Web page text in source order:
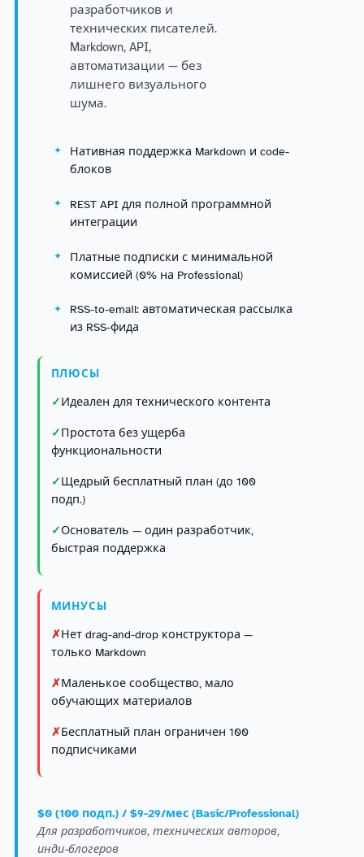
разработчиков и
технических писателей.
Markdown, API,
автоматизации — без
лишнего визуального
шума.
Нативная поддержка Markdown и code-
блоков
REST API для полной программной
интеграции
Платные подписки с минимальной
комиссией (0% на Professional)
RSS-to-email: автоматическая рассылка
из RSS-фида
ПЛЮСЫ
Идеален для технического контента
Простота без ущерба
функциональности
Щедрый бесплатный план (до 100
подп.)
Основатель — один разработчик,
быстрая поддержка
МИНУСЫ
Нет drag-and-drop конструктора —
только Markdown
Маленькое сообщество, мало
обучающих материалов
Бесплатный план ограничен 100
подписчиками
$0 (100 подп.) / $9-29/мес (Basic/Professional)
Для разработчиков, технических авторов,
инди-блогеров